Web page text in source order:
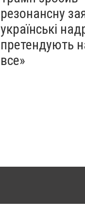
резонансну
українські
претендують
все»